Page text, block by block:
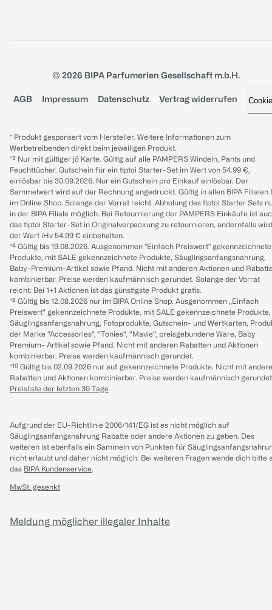
© 2026 BIPA Parfumerien Gesellschaft m.b.H.
AGB Impressum Datenschutz Vertrag widerrufen
* Produkt gesponsert vom Hersteller. Weitere Informationen zum
Werbetreibenden direkt beim jeweiligen Produkt.
*³ Nur mit gültiger jö Karte. Gültig auf alle PAMPERS Windeln, Pants und
Feuchttücher. Gutschein für ein tiptoi Starter-Set im Wert von 54.99 €,
einlösbar bis 30.09.2026. Nur ein Gutschein pro Einkauf einlösbar. Der
Sammelwert wird auf der Rechnung angedruckt. Gültig in allen BIPA Filialen
im Online Shop. Solange der Vorrat reicht. Abholung des tiptoi Starter Sets
in der BIPA Filiale möglich. Bei Retournierung der PAMPERS Einkäufe ist
das tiptoi Starter-Set in Originalverpackung zu retournieren, andernfalls wird
der Wert iHv 54.99 € einbehalten.
*⁴ Gültig bis 19.08.2026. Ausgenommen "Einfach Preiswert" gekennzeichnete
Produkte, mit SALE gekennzeichnete Produkte, Säuglingsanfangsnahrung,
Baby-Premium-Artikel sowie Pfand. Nicht mit anderen Aktionen und
kombinierbar. Preise werden kaufmännisch gerundet. Solange der Vorrat
reicht. Bei 1+1 Aktionen ist das günstigste Produkt gratis.
*⁸ Gültig bis 12.08.2026 nur im BIPA Online Shop. Ausgenommen „Einfach
Preiswert“ gekennzeichnete Produkte, mit SALE gekennzeichnete Produkte,
Säuglingsanfangsnahrung, Fotoprodukte, Gutschein- und Wertkarten,
der Marke “Accessories“, “Tonies“, “Mavie“, preisgebundene Ware, Baby
Premium- Artikel sowie Pfand. Nicht mit anderen Rabatten und Aktionen
kombinierbar. Preise werden kaufmännisch gerundet.
*¹⁰ Gültig bis 02.09.2026 nur auf gekennzeichnete Produkte. Nicht mit
Rabatten und Aktionen kombinierbar. Preise werden kaufmännisch
Preisliste der letzten 30 Tage
Aufgrund der EU-Richtlinie 2006/141/EG ist es nicht möglich auf
Säuglingsanfangsnahrung Rabatte oder andere Aktionen zu geben. Des
weiteren ist ebenfalls ein Sammeln von Punkten für
nicht erlaubt und daher nicht möglich. Bei weiteren Fragen wende dich bitte
das BIPA Kundenservice.
MwSt. gesenkt
Meldung möglicher illegaler Inhalte